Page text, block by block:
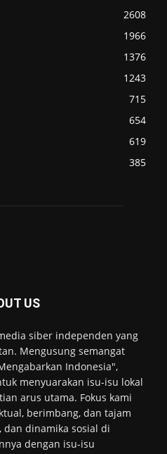
2608
1966
1376
1243
715
654
619
385
US
siber independen yang
Mengusung semangat
Indonesia",
menyuarakan isu-isu lokal
arus utama. Fokus kami
berimbang, dan tajam
dinamika sosial di
dengan isu-isu